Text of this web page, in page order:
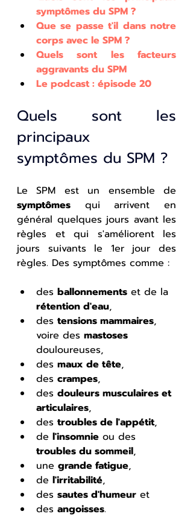
symptômes du SPM ?
Que se passe t'il dans notre
corps avec le SPM ?
Quels sont les facteurs
aggravants du SPM
Le podcast : épisode 20
Quels sont les
principaux
symptômes du SPM ?
symptômes qui arrivent en
général quelques jours avant les
règles et qui s'améliorent les
jours suivants le 1er jour des
règles. Des symptômes comme :
des ballonnements et de la
rétention d'eau,
des tensions mammaires,
voire des mastoses
douloureuses,
des maux de tête,
des crampes,
des douleurs musculaires et
articulaires,
des troubles de l'appétit,
de l'insomnie ou des
troubles du sommeil,
une grande fatigue,
de l'irritabilité,
des sautes d'humeur et
des angoisses.